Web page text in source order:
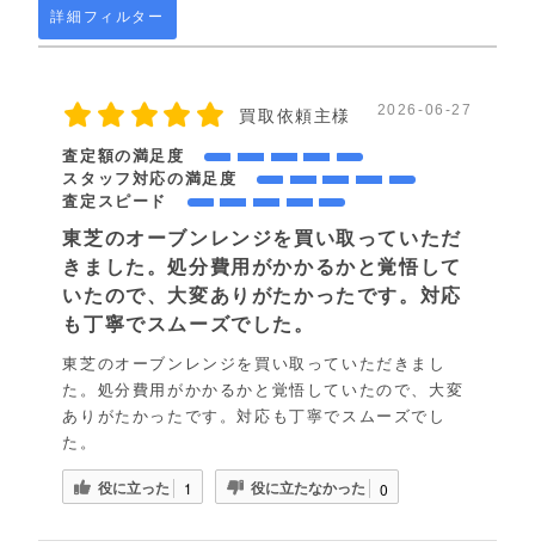
詳細フィルター
買取依頼主様 2026-06-27
査定額の満足度
スタッフ対応の満足度
査定スピード
東芝のオーブンレンジを買い取っていただ
きました。処分費用がかかるかと覚悟して
いたので、大変ありがたかったです。対応
も丁寧でスムーズでした。
東芝のオーブンレンジを買い取っていただきまし
た。処分費用がかかるかと覚悟していたので、大変
ありがたかったです。対応も丁寧でスムーズでし
た。
役に立った 1 役に立たなかった 0